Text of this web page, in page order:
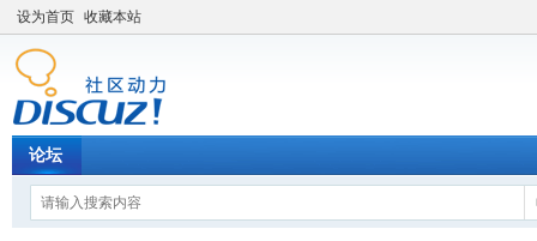
设为首页 收藏本站
论坛